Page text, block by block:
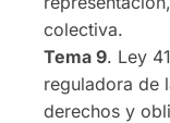
colectiva.
Tema 9. Ley
reguladora de
derechos y